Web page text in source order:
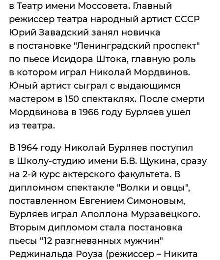
в Театр имени Моссовета. Главный
режиссер театра народный артист СССР
Юрий Завадский занял новичка
в постановке "Ленинградский проспект"
по пьесе Исидора Штока, главную роль
в котором играл Николай Мордвинов.
Юный артист сыграл с выдающимся
мастером в 150 спектаклях. После смерти
Мордвинова в 1966 году Бурляев ушел
из театра.
В 1964 году Николай Бурляев поступил
в Школу-студию имени Б.В. Щукина, сразу
на 2-й курс актерского факультета. В
дипломном спектакле "Волки и овцы",
поставленном Евгением Симоновым,
Бурляев играл Аполлона Мурзавецкого.
Вторым дипломом стала постановка
пьесы "12 разгневанных мужчин"
Реджинальда Роуза (режиссер – Никита